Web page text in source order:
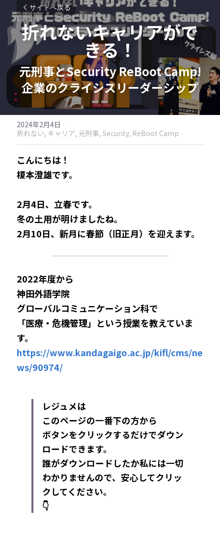
サイトへ戻る
折れないキャリアがで
きる！
元刑事とSecurity ReBoot Camp!
企業のクライシスリーダーシップ
2024年2月4日 ·
折れない, キャリア, 元刑事, Security, ReBoot Camp
こんにちは！
榎本澄雄です。
2月4日、 立春です。
冬の土用が明けましたね。
2月10日、新月に春節（旧正月）を迎えます。
2022年度から
神田外語学院
グローバルコミュニケーション科で
「医療・危機管理」という授業を教えていま
す。
https://www.kandagaigo.ac.jp/kifl/cms/ne
ws/90974/
レジュメは
このページの一番下の方から
ボタンをクリックするだけでダウン
ロードできます。
誰がダウンロードしたか私には一切
わかりませんので、安心してクリッ
クしてください。
👇